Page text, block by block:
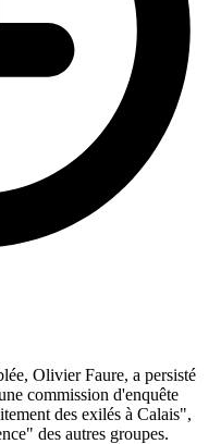
Olivier Faure, a persisté
commission d'enquête
des exilés à Calais",
des autres groupes.